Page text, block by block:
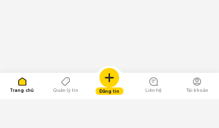
Trang chủ Quản lý tin Đăng tin Liên hệ Tài khoản